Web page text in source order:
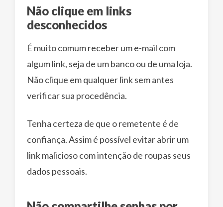
Não clique em links
desconhecidos
É muito comum receber um e-mail com
algum link, seja de um banco ou de uma loja.
Não clique em qualquer link sem antes
verificar sua procedência.
Tenha certeza de que o remetente é de
confiança. Assim é possível evitar abrir um
link malicioso com intenção de roupas seus
dados pessoais.